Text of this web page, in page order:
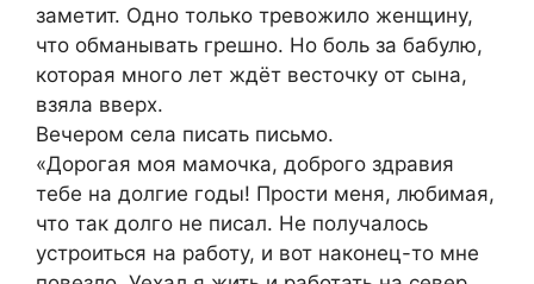
заметит. Одно только тревожило женщину,
что обманывать грешно. Но боль за бабулю,
которая много лет ждёт весточку от сына,
взяла вверх.
Вечером села писать письмо.
«Дорогая моя мамочка, доброго здравия
тебе на долгие годы! Прости меня, любимая,
что так долго не писал. Не получалось
устроиться на работу, и вот наконец-то мне